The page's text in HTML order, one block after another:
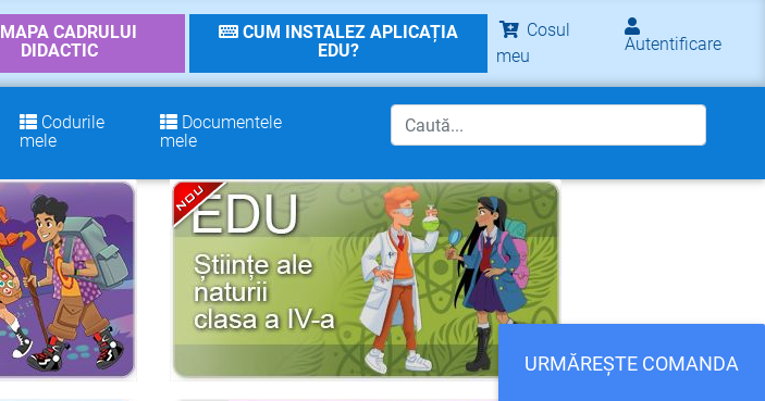
MAPA CADRULUI
DIDACTIC
CUM INSTALEZ APLICAȚIA
EDU?
Cosul
meu
Autentificare
Codurile
mele
Documentele
mele
URMĂREȘTE COMANDA